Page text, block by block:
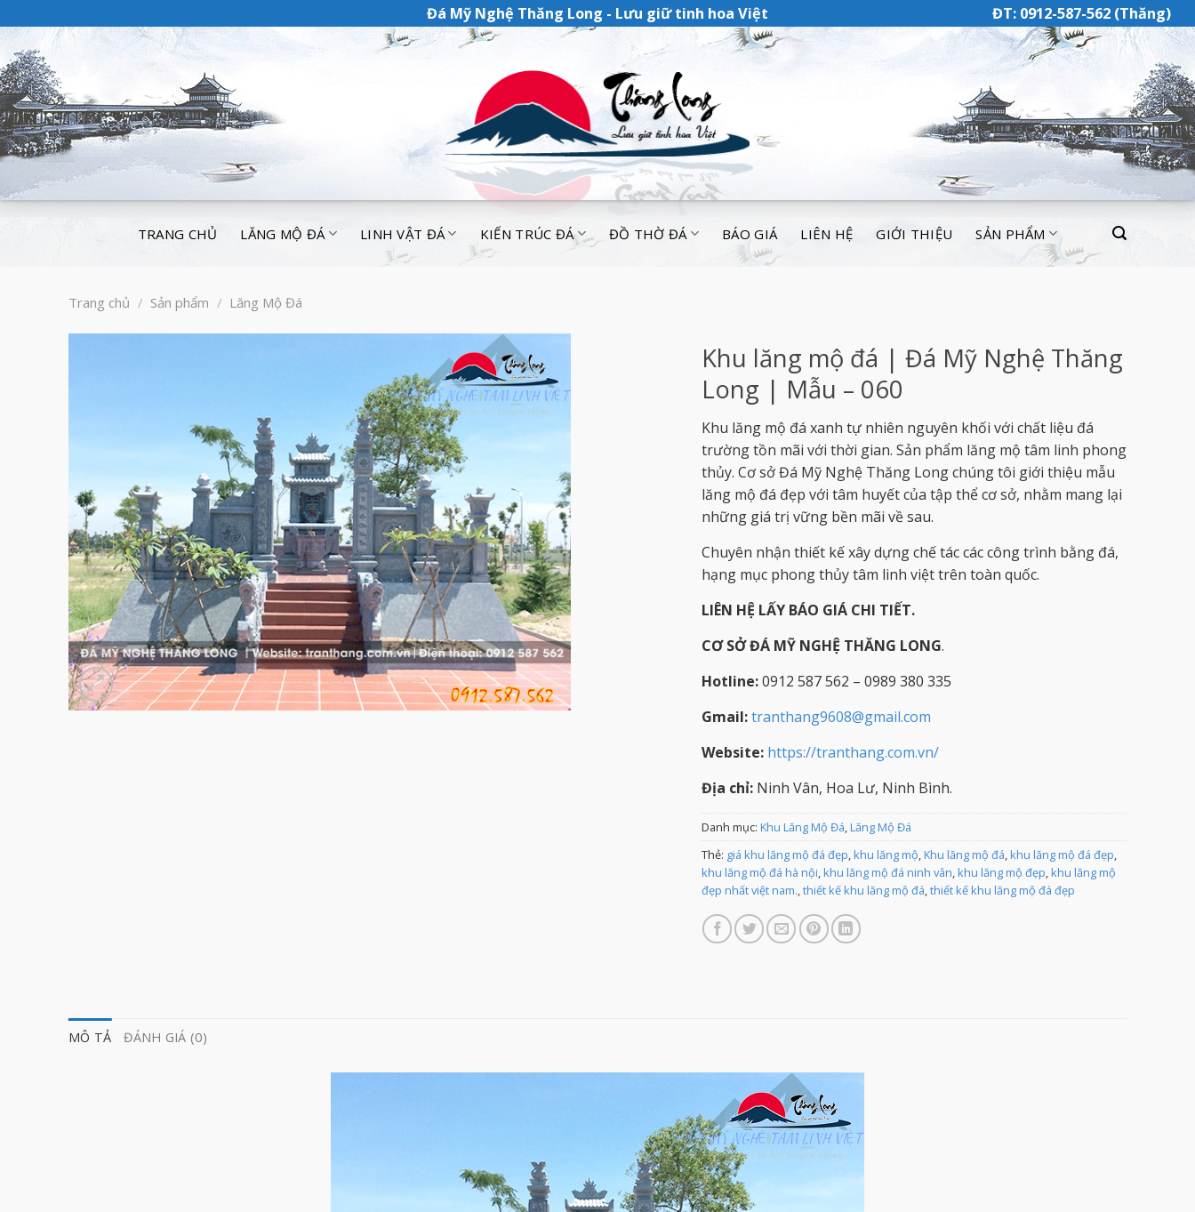
Đá Mỹ Nghệ Thăng Long - Lưu giữ tinh hoa Việt ĐT: 0912-587-562 (Thăng)
TRANG CHỦ LĂNG MỘ ĐÁ LINH VẬT ĐÁ KIẾN TRÚC ĐÁ ĐỒ THỜ ĐÁ BÁO GIÁ LIÊN HỆ GIỚI THIỆU SẢN PHẨM
Trang chủ / Sản phẩm / Lăng Mộ Đá
Khu lăng mộ đá | Đá Mỹ Nghệ Thăng
Long | Mẫu – 060
Khu lăng mộ đá xanh tự nhiên nguyên khối với chất liệu đá
trường tồn mãi với thời gian. Sản phẩm lăng mộ tâm linh phong
thủy. Cơ sở Đá Mỹ Nghệ Thăng Long chúng tôi giới thiệu mẫu
lăng mộ đá đẹp với tâm huyết của tập thể cơ sở, nhằm mang lại
những giá trị vững bền mãi về sau.
Chuyên nhận thiết kế xây dựng chế tác các công trình bằng đá,
hạng mục phong thủy tâm linh việt trên toàn quốc.
LIÊN HỆ LẤY BÁO GIÁ CHI TIẾT.
CƠ SỞ ĐÁ MỸ NGHỆ THĂNG LONG.
Hotline:0912 587 562 – 0989 380 335
Gmail:tranthang9608@gmail.com
Website: https://tranthang.com.vn/
Địa chỉ:Ninh Vân, Hoa Lư, Ninh Bình.
Danh mục: Khu Lăng Mộ Đá Lăng Mộ Đá
Thẻ: giá khu lăng mộ đá đẹp khu lăng mộ Khu lăng mộ đá khu lăng mộ đá đẹp
khu lăng mộ đá hà nội khu lăng mộ đá ninh vân khu lăng mộ đẹp khu lăng mộ
đẹp nhất việt nam. thiết kế khu lăng mộ đá thiết kế khu lăng mộ đá đẹp
MÔ TẢ ĐÁNH GIÁ (0)